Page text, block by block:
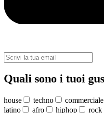
Quali sono i tuoi
house techno commerciale
latino
afro hiphop rock